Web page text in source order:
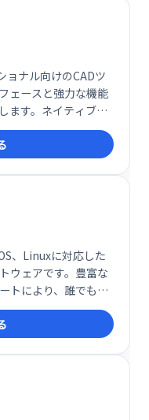
ョナル向けのCADツ
ェースと強力な機能
ます。ネイティブ
、既存のワークフロ
す。低コストの年間
ートや優先サポート
に対応する、コスト
ューションです。
、Linuxに対応した
ウェアです。豊富な
トにより、誰でも手
製図、編集など、